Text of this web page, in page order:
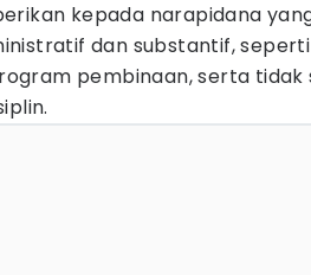
kepada narapidana
dan substantif,
pembinaan, serta tidak